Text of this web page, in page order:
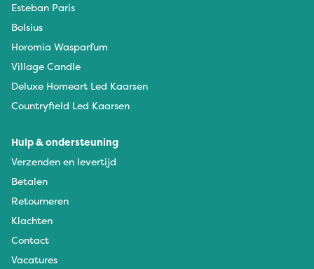
Esteban Paris
Bolsius
Horomia Wasparfum
Village Candle
Deluxe Homeart Led Kaarsen
Countryfield Led Kaarsen
Hulp & ondersteuning
Verzenden en levertijd
Betalen
Retourneren
Klachten
Contact
Vacatures